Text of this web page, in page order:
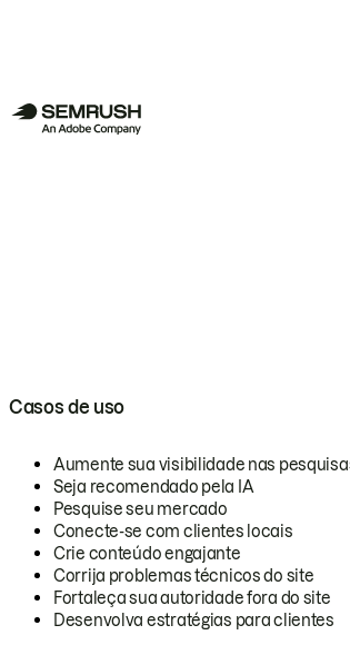
Casos de uso
Aumente sua visibilidade nas
Seja recomendado pela IA
Pesquise seu mercado
Conecte-se com clientes locais
Crie conteúdo engajante
Corrija problemas técnicos do site
Fortaleça sua autoridade fora do site
Desenvolva estratégias para clientes